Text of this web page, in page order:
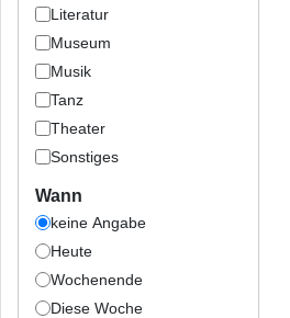
Literatur
Museum
Musik
Tanz
Theater
Sonstiges
Wann
keine Angabe
Heute
Wochenende
Diese Woche